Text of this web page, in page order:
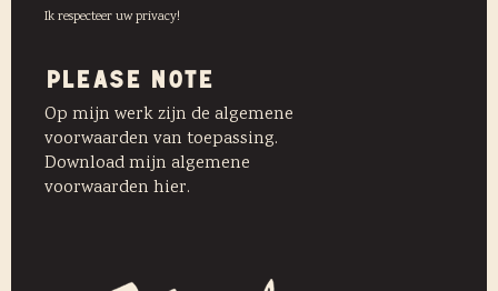
Ik respecteer uw privacy!
PLEASE NOTE
Op mijn werk zijn de algemene
voorwaarden van toepassing.
Download mijn algemene
voorwaarden hier.